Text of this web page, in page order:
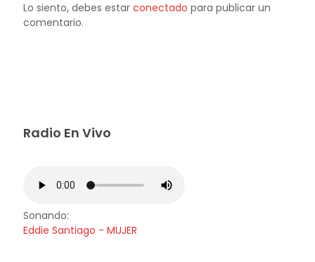
Lo siento, debes estar conectado para publicar un
comentario.
Radio En Vivo
Sonando:
Eddie Santiago - MUJER